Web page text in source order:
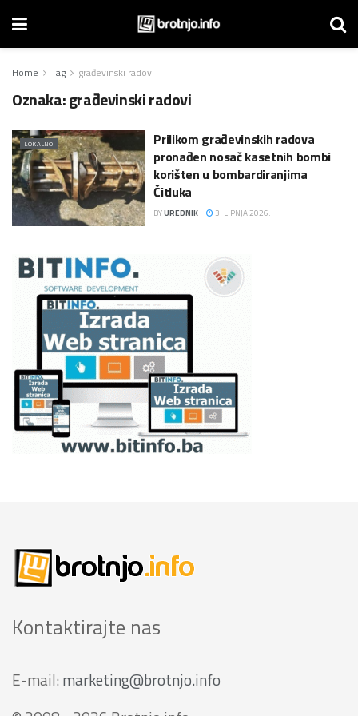
Home Tag građevinski radovi
Oznaka:građevinski radovi
LOKALNO
Prilikom građevinskih radova
pronađen nosač kasetnih bombi
korišten u bombardiranjima
Čitluka
BYUREDNIK 3. LIPNJA 2026.
Kontaktirajte nas
E-mail: marketing@brotnjo.info